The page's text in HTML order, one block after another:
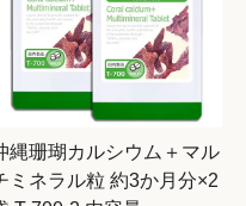
縄珊瑚カルシウム＋マル
ミネラル粒 約3か月分×2